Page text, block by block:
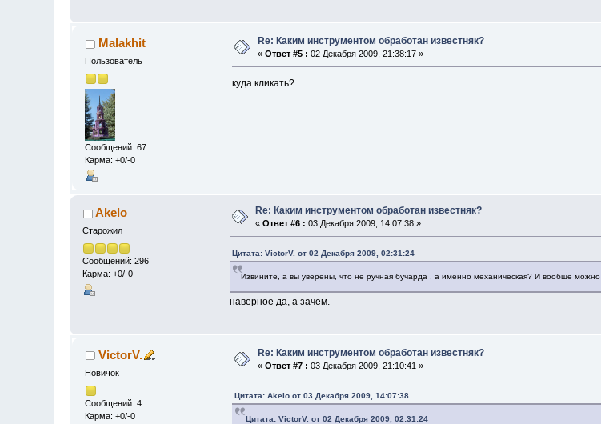
Malakhit
Пользователь
Сообщений: 67
Карма: +0/-0
Re: Каким инструментом обработан известняк?
«Ответ #5 : 02 Декабря 2009, 21:38:17 »
куда кликать?
Akelo
Старожил
Сообщений: 296
Карма: +0/-0
Re: Каким инструментом обработан известняк?
«Ответ #6 : 03 Декабря 2009, 14:07:38 »
Цитата: VictorV. от 02 Декабря 2009, 02:31:24
Извините, а вы уверены, что не ручная бучарда , а именно механическая? И вообще
наверное да, а зачем.
VictorV.
Новичок
Сообщений: 4
Карма: +0/-0
Re: Каким инструментом обработан известняк?
«Ответ #7 : 03 Декабря 2009, 21:10:41 »
Цитата: Akelo от 03 Декабря 2009, 14:07:38
Цитата: VictorV. от 02 Декабря 2009, 02:31:24